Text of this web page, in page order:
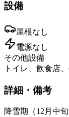
設備
屋根なし
電源なし
その他設備
トイレ、飲食店
詳細・備考
降雪期（12月中